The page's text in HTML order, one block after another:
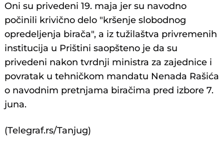
Oni su privedeni 19. maja jer su navodno
počinili krivično delo "kršenje slobodnog
opredeljenja birača", a iz tužilaštva privremenih
institucija u Prištini saopšteno je da su
privedeni nakon tvrdnji ministra za zajednice i
povratak u tehničkom mandatu Nenada Rašića
o navodnim pretnjama biračima pred izbore 7.
juna.
(Telegraf.rs/Tanjug)